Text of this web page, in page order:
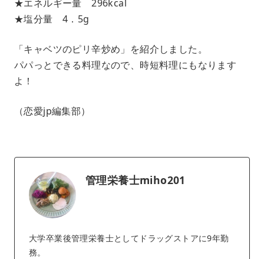
★エネルギー量 296kcal
★塩分量 4．5g
「キャベツのピリ辛炒め」を紹介しました。
パパっとできる料理なので、時短料理にもなります
よ！
（恋愛jp編集部）
管理栄養士miho201
大学卒業後管理栄養士としてドラッグストアに9年勤
務。